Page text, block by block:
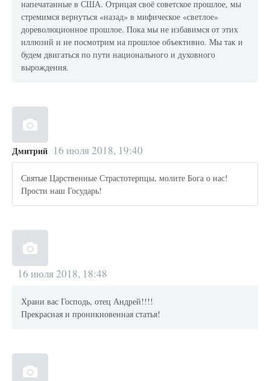
напечатанные в США. Отрицая своё советское прошлое, мы
стремимся вернуться «назад» в мифическое «светлое»
дореволюционное прошлое. Пока мы не избавимся от этих
иллюзий и не посмотрим на прошлое объективно. Мы так и
будем двигаться по пути национального и духовного
вырождения.
Дмитрий 16 июля 2018, 19:40
Святые Царственные Страстотерпцы, молите Бога о нас!
Прости наш Государь!
16 июля 2018, 18:48
Храни вас Господь, отец Андрей!!!!
Прекрасная и проникновенная статья!